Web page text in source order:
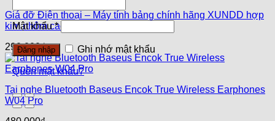
Giá đỡ Điện thoại – Máy tính bảng chính hãng XUNDD hợp
kim nhôm cao cấp
290,000₫
Tai nghe Bluetooth Baseus Encok True Wireless Earphones
W04 Pro
Mật khẩu*
Đăng nhập Ghi nhớ mật khẩu
Quên mật khẩu?